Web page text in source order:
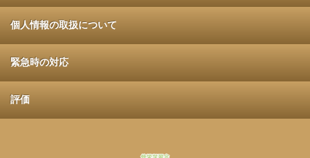
個人情報の取扱について
緊急時の対応
評価